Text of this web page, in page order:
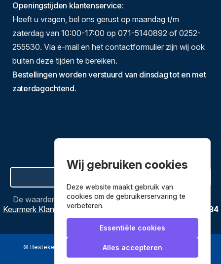
Openingstijden klantenservice:
Heeft u vragen, bel ons gerust op maandag t/m
zaterdag van 10:00-17:00 op 071-5140892 of 0252-
255530. Via e-mail en het contactformulier zijn wij ook
buiten deze tijden te bereiken.
Bestellingen worden verstuurd van dinsdag tot en met
zaterdagochtend.
Hier de overeenkomst ontbinden
De waardering vanBestekenpannen.nlbijWebwinkel
Keurmerk Klantbeoordelingen
3634
reviews.
© Bestekenpannen.nl 2026 een webshop van
Wij gebruiken cookies
Deze website maakt gebruik van
cookies om de gebruikerservaring te
verbeteren.
Essentiële cookies
Alles accepteren